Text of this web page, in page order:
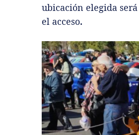
ubicación elegida
el acceso.